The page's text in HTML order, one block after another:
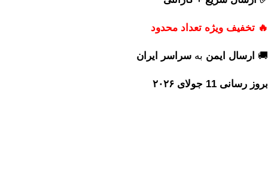
🔥 تخفیف ویژه تعداد محدود
🚚 ارسال ایمن به سراسر ایران
بروز رسانی 11 جولای ۲۰۲۶